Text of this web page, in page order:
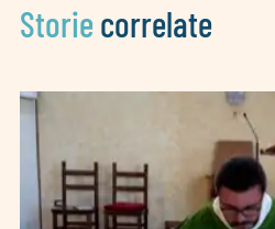
Storie correlate